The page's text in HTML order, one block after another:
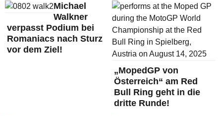
Michael
Walkner
verpasst Podium bei
Romaniacs nach Sturz
vor dem Ziel!
„MopedGP von
Österreich“ am Red
Bull Ring geht in die
dritte Runde!